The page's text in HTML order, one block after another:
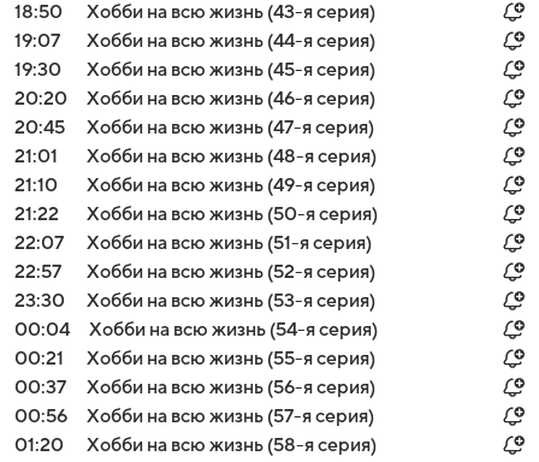
18:50
Хобби на всю жизнь (43-я серия)
19:07
Хобби на всю жизнь (44-я серия)
19:30
Хобби на всю жизнь (45-я серия)
20:20
Хобби на всю жизнь (46-я серия)
20:45
Хобби на всю жизнь (47-я серия)
21:01
Хобби на всю жизнь (48-я серия)
21:10
Хобби на всю жизнь (49-я серия)
21:22
Хобби на всю жизнь (50-я серия)
22:07
Хобби на всю жизнь (51-я серия)
22:57
Хобби на всю жизнь (52-я серия)
23:30
Хобби на всю жизнь (53-я серия)
00:04
Хобби на всю жизнь (54-я серия)
00:21
Хобби на всю жизнь (55-я серия)
00:37
Хобби на всю жизнь (56-я серия)
00:56
Хобби на всю жизнь (57-я серия)
01:20
Хобби на всю жизнь (58-я серия)